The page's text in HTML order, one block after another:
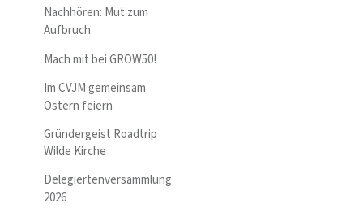
Nachhören: Mut zum
Aufbruch
Mach mit bei GROW50!
Im CVJM gemeinsam
Ostern feiern
Gründergeist Roadtrip
Wilde Kirche
Delegiertenversammlung
2026